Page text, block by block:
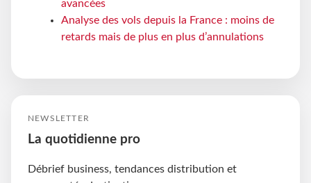
avancées
Analyse des vols depuis la France : moins de
retards mais de plus en plus d’annulations
NEWSLETTER
La quotidienne pro
Débrief business, tendances distribution et